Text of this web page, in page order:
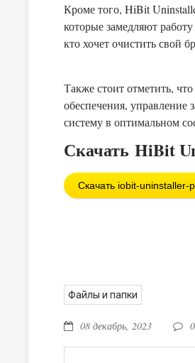
Кроме того, HiBit
которые замедляют
кто хочет очистить свой
Также стоит отметить,
обеспечения,
систему в оптимальном
Скачать HiBit
Скачать iobit-
Файлы и папки
08 декабрь, 2023 0